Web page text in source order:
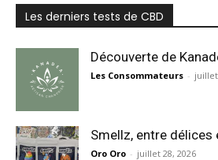
Les derniers tests de CBD
Découverte de
Les Consommateurs - juillet
Smellz, entre délices
Oro Oro - juillet 28, 2026